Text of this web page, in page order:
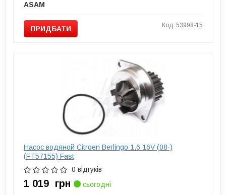
ASAM
ПРИДБАТИ Код: 53998-15
Насос водяной Citroen Berlingo 1.6 16V (08-)
(FT57155) Fast
0 відгуків
1 019 грн
сьогодні